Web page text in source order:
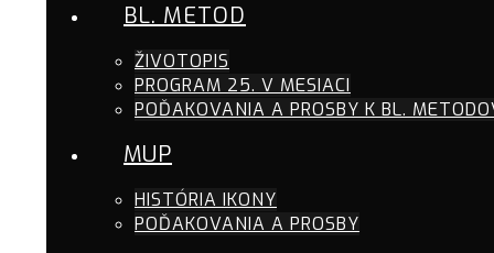
BL. METOD
ŽIVOTOPIS
PROGRAM 25. V MESIACI
POĎAKOVANIA A PROSBY K BL.
MUP
HISTÓRIA IKONY
POĎAKOVANIA A PROSBY